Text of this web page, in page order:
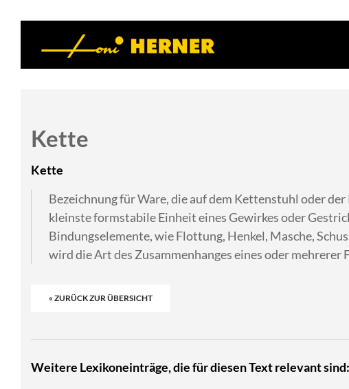
Kette
Kette
Bezeichnung für Ware, die auf dem Kettenstuhl oder
kleinste formstabile Einheit eines Gewirkes oder
Bindungselemente, wie Flottung, Henkel, Masche,
wird die Art des Zusammenhanges eines oder mehrerer
« ZURÜCK ZUR ÜBERSICHT
Weitere Lexikoneinträge, die für diesen Text relevant sind: